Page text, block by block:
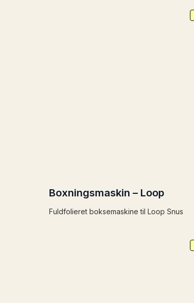
Boxningsmaskin – Loop
Fuldfolieret boksemaskine til Loop Snus